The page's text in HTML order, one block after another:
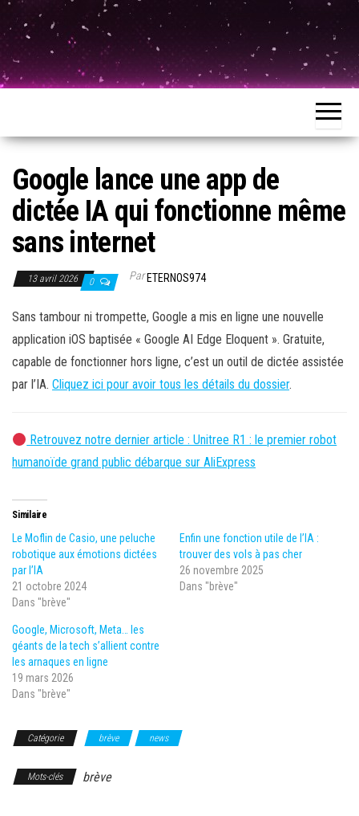
Google lance une app de
dictée IA qui fonctionne même
sans internet
13 avril 2026 0 ParETERNOS974
Sans tambour ni trompette, Google a mis en ligne une nouvelle
application iOS baptisée « Google AI Edge Eloquent ». Gratuite,
capable de fonctionner hors ligne, c’est un outil de dictée assistée
par l’IA. Cliquez ici pour avoir tous les détails du dossier.
Retrouvez notre dernier article : Unitree R1 : le premier robot
humanoïde grand public débarque sur AliExpress
Similaire
Le Moflin de Casio, une peluche
robotique aux émotions dictées
par l’IA
21 octobre 2024
Dans "brève"
Enfin une fonction utile de l’IA :
trouver des vols à pas cher
26 novembre 2025
Dans "brève"
Google, Microsoft, Meta… les
géants de la tech s’allient contre
les arnaques en ligne
19 mars 2026
Dans "brève"
Catégorie brève news
Mots-clés brève